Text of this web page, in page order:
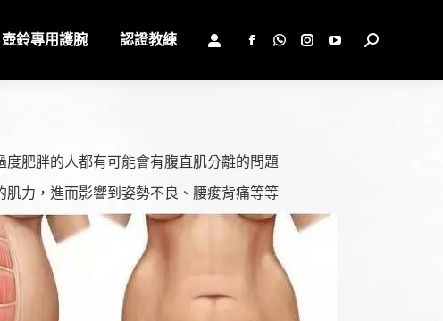
壺鈴專用護腕 認證教練
Facebook
window
Whatsapp
window
Instagram
YouTube
Search:
度肥胖的人都有可能會有腹直肌分離的問題
肌力，進而影響到姿勢不良、腰痠背痛等等